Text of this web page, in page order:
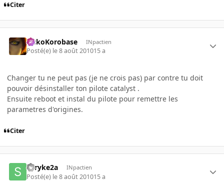
Citer
SiskoKorobase INpactien
Posté(e) le 8 août 201015 a
Changer tu ne peut pas (je ne crois pas) par contre tu doit
pouvoir désinstaller ton pilote catalyst .
Ensuite reboot et instal du pilote pour remettre les
parametres d'origines.
Citer
shryke2a INpactien
Posté(e) le 8 août 201015 a